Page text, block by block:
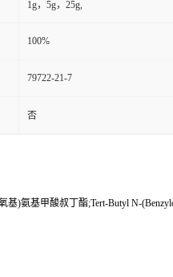
1g，5g，25g,
100%
79722-21-7
否
氨基甲酸叔丁酯;Tert-Butyl N-